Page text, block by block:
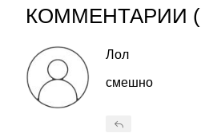
КОММЕНТАРИИ (
Лол
смешно